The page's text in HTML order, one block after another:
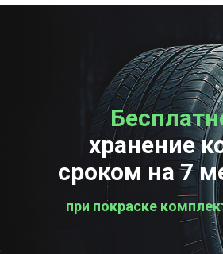
хранение
сроком на 7
при покраске
проверка